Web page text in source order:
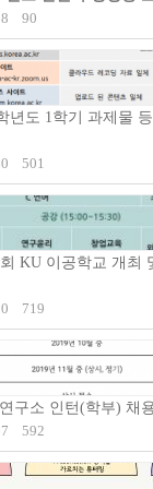
90
년도 1학기 과제물
501
KU 이공학교 개최
719
구소 인턴(학부) 채
592